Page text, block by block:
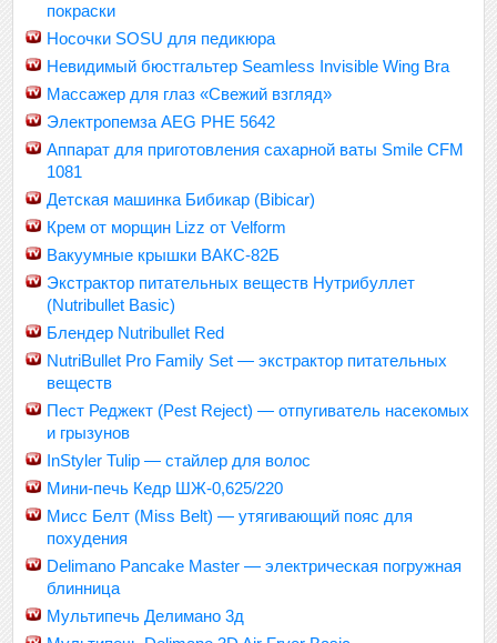
покраски
Носочки SOSU для педикюра
Невидимый бюстгальтер Seamless Invisible Wing Bra
Массажер для глаз «Свежий взгляд»
Электропемза AEG PHE 5642
Аппарат для приготовления сахарной ваты Smile CFM
1081
Детская машинка Бибикар (Bibicar)
Крем от морщин Lizz от Velform
Вакуумные крышки ВАКС-82Б
Экстрактор питательных веществ Нутрибуллет
(Nutribullet Basic)
Блендер Nutribullet Red
NutriBullet Pro Family Set — экстрактор питательных
веществ
Пест Реджект (Pest Reject) — отпугиватель насекомых
и грызунов
InStyler Tulip — стайлер для волос
Мини-печь Кедр ШЖ-0,625/220
Мисс Белт (Miss Belt) — утягивающий пояс для
похудения
Delimano Pancake Master — электрическая погружная
блинница
Мультипечь Делимано 3д